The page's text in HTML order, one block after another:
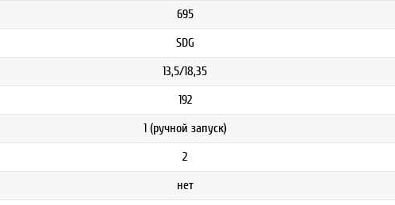
695
SDG
13,5/18,35
192
1 (ручной запуск)
2
нет